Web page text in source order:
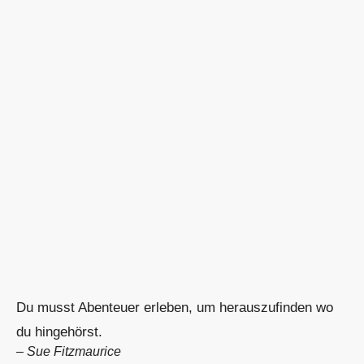
Du musst Abenteuer erleben, um herauszufinden wo
du hingehörst.
– Sue Fitzmaurice